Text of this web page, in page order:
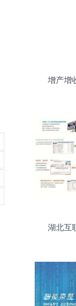
增产增
湖北互